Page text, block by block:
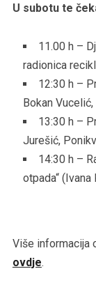
U subotu te
11.00 h –
radionica
12:30 h –
Bokan
13:30 h –
Jurešić,
14:30 h –
otpada“
Više informacija
ovdje.